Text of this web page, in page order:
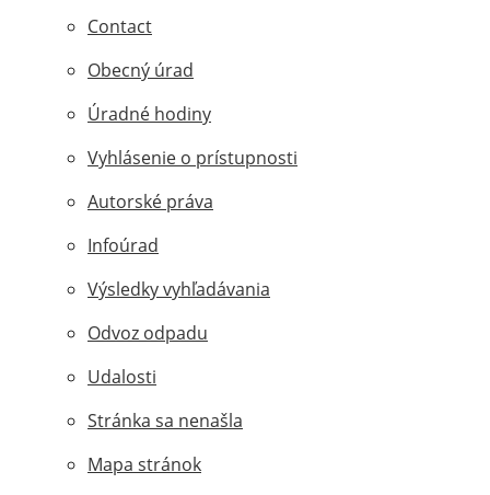
Contact
Obecný úrad
Úradné hodiny
Vyhlásenie o prístupnosti
Autorské práva
Infoúrad
Výsledky vyhľadávania
Odvoz odpadu
Udalosti
Stránka sa nenašla
Mapa stránok